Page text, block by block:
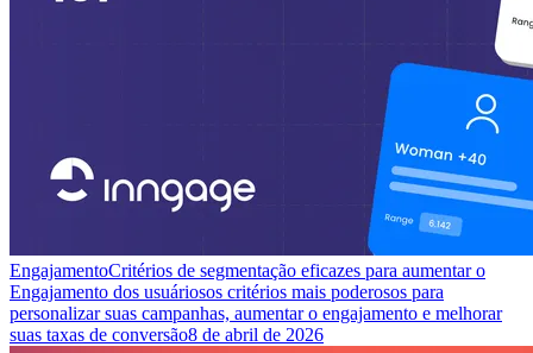
EngajamentoCritérios de segmentação eficazes para aumentar o
Engajamento dos usuáriosos critérios mais poderosos para
personalizar suas campanhas, aumentar o engajamento e melhorar
suas taxas de conversão8 de abril de 2026